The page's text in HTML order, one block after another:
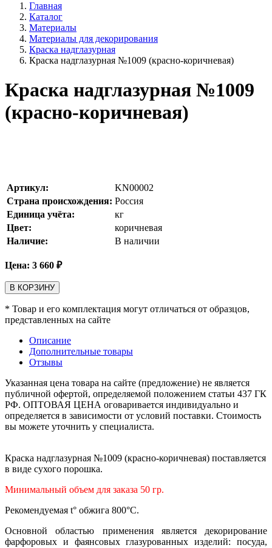
Главная
Каталог
Материалы
Материалы для декорирования
Краска надглазурная
Краска надглазурная №1009 (красно-коричневая)
Краска надглазурная №1009
(красно-коричневая)
Артикул:
KN00002
Страна происхождения: Россия
Единица учёта:
кг
Цвет:
коричневая
Наличие:
В наличии
Цена: 3 660 ₽
В КОРЗИНУ
* Товар и его комплектация могут отличаться от образцов,
представленных на сайте
Описание
Дополнительные товары
Отзывы
Указанная цена товара на сайте (предложение) не является
публичной офертой, определяемой положением статьи 437 ГК
РФ. ОПТОВАЯ ЦЕНА оговаривается индивидуально и
определяется в зависимости от условий поставки. Стоимость
вы можете уточнить у специалиста.
Краска надглазурная №1009 (красно-коричневая) поставляется
в виде сухого порошка.
Минимальный объем для заказа 50 гр.
Рекомендуемая t° обжига 800°С.
Основной областью применения является декорирование
фарфоровых и фаянсовых глазурованных изделий: посуда,